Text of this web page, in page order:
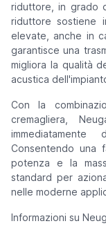
riduttore, in grado
riduttore sostiene
elevate, anche in
garantisce una
migliora la qualità
acustica
Con la
cremagliera,
Consentendo una
potenza e la
standard per
nelle moderne
Informazioni su